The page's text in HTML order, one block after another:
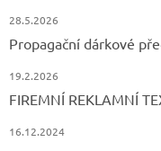
28.5.2026
Propagační dárkové
19.2.2026
FIREMNÍ REKLAMNÍ
16.12.2024